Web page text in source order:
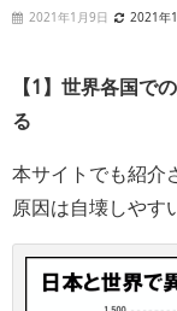
2021年1月9日 2021年
【1】世界各国で
る
本サイトでも紹介
原因は自壊しやす